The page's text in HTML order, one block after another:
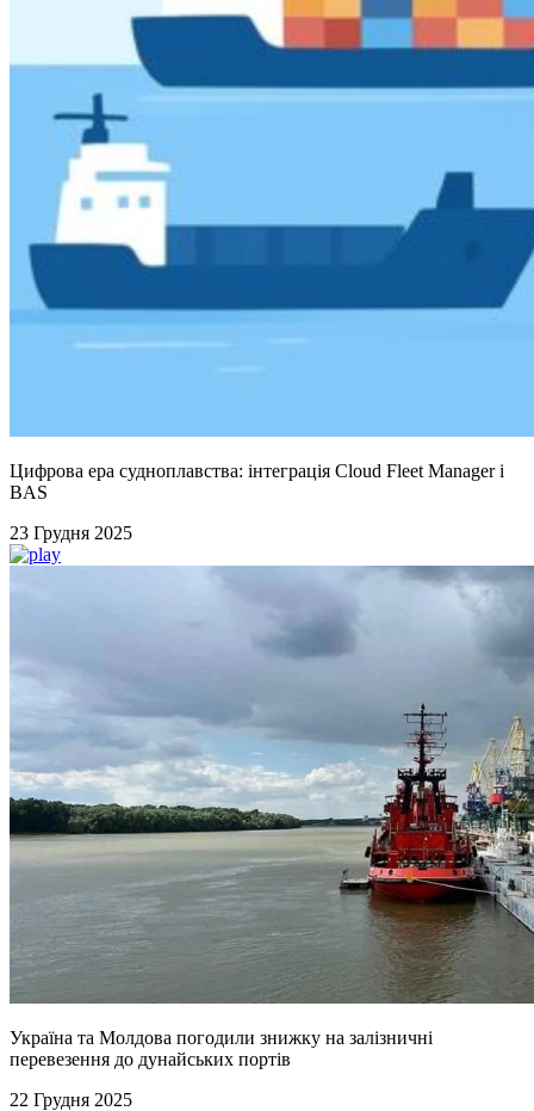
Цифрова ера судноплавства: інтеграція Cloud Fleet Manager і
BAS
23 Грудня 2025
Україна та Молдова погодили знижку на залізничні
перевезення до дунайських портів
22 Грудня 2025